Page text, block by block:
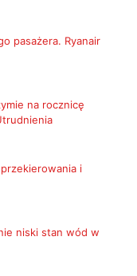
pasażera. Ryanair
na rocznicę
i
niski stan wód w